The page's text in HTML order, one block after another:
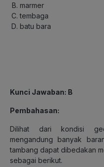
marmer
tembaga
batu bara
Kunci Jawaban: B
Pembahasan:
Dilihat dari kondisi
mengandung banyak
tambang dapat dibedakan
sebagai berikut.